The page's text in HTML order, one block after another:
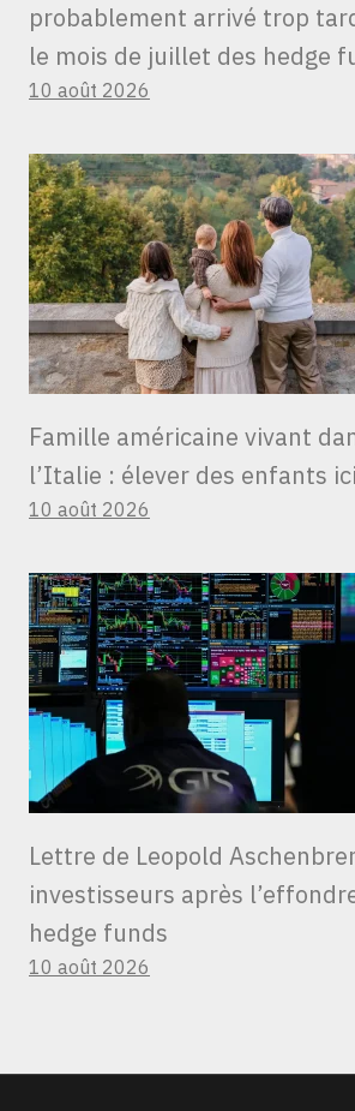
probablement arrivé trop
le mois de juillet des hedge
10 août 2026
Famille américaine vivant
l’Italie : élever des enfants
10 août 2026
Lettre de Leopold
investisseurs après
hedge funds
10 août 2026